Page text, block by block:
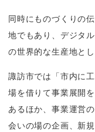
同時にものづくりの
地でもあり、デジタ
の世界的な生産地と
諏訪市では「市内に
場を借りて事業展開
あるほか、事業運営
会いの場の企画、新